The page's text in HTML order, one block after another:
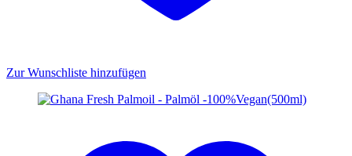
Zur Wunschliste hinzufügen